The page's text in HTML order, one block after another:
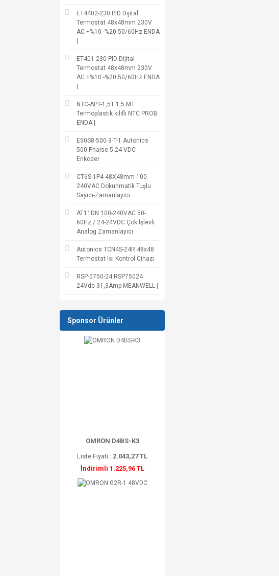
ET4402-230 PID Dijital
Termostat 48x48mm 230V
AC +%10 -%20 50/60Hz ENDA
ET401-230 PID Dijital
Termostat 48x48mm 230V
AC +%10 -%20 50/60Hz ENDA
NTC-APT-1,5T 1,5 MT
Termoplastik kılıflı NTC PROB
ENDA |
E50S8-500-3-T-1 Autonics
500 Phalse 5-24 VDC
Enkoder
CT6S-1P4 48X48mm 100-
240VAC Dokunmatik Tuşlu
Sayıcı-Zamanlayıcı
AT11DN 100-240VAC 50-
60Hz / 24-24VDC Çok İşlevli
Analog Zamanlayıcı
Autonics TCN4S-24R 48x48
Termostat Isı Kontrol Cihazı
RSP-0750-24 RSP75024
24Vdc 31,3Amp MEANWELL |
Sponsor Ürünler
OMRON D4BS-K3
Liste Fiyatı : 2.043,27 TL
İndirimli 1.225,96 TL